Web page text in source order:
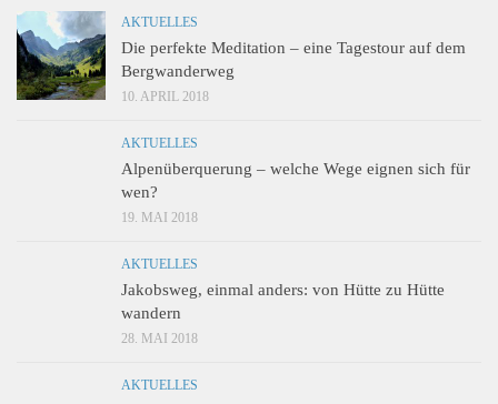
AKTUELLES
Die perfekte Meditation – eine Tagestour auf dem
Bergwanderweg
10. APRIL 2018
AKTUELLES
Alpenüberquerung – welche Wege eignen sich für
wen?
19. MAI 2018
AKTUELLES
Jakobsweg, einmal anders: von Hütte zu Hütte
wandern
28. MAI 2018
AKTUELLES